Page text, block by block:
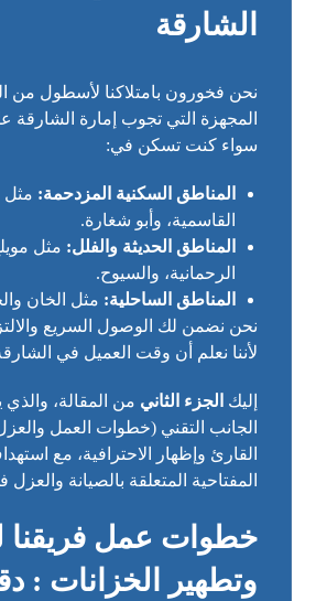
الشارقة
نحن فخورون بامتلاكنا لأسطول من
المجهزة التي تجوب إمارة الشارقة
سواء كنت تسكن في:
المناطق السكنية المزدحمة: مثل
القاسمية، وأبو شغارة.
المناطق الحديثة والفلل: مثل
الرحمانية، والسيوح.
المناطق الساحلية: مثل الخان
نحن نضمن لك الوصول السريع
لأننا نعلم أن وقت العميل في
إليك الجزء الثاني من المقالة،
الجانب التقني (خطوات العمل
القارئ وإظهار الاحترافية، مع
المفتاحية المتعلقة بالصيانة
خطوات عمل فريقنا
وتطهير الخزانات :